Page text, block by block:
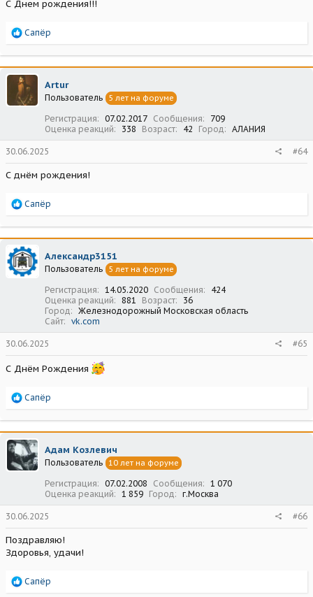
С Днем рождения!!!
Р
а
к
ц
и
и
Сапёр
Artur
Пользователь 5 лет на форуме
Регистрация 07.02.2017 Сообщения
709
Оценка реакций
338 Возраст 42 Город АЛАНИЯ
30.06.2025 #64
С днём рождения!
Р
а
к
ц
и
и
Сапёр
Александр3151
Пользователь 5 лет на форуме
Регистрация 14.05.2020 Сообщения
424
Оценка реакций
881 Возраст
36
Город
Железнодорожный Московская область
Сайт
vk.com
30.06.2025 #65
С Днём Рождения
Р
а
к
ц
и
и
Сапёр
Адам Козлевич
Пользователь 10 лет на форуме
Регистрация 07.02.2008 Сообщения
1 070
Оценка реакций
1 859 Город г.Москва
30.06.2025 #66
Поздравляю!
Здоровья, удачи!
Р
Сапёр